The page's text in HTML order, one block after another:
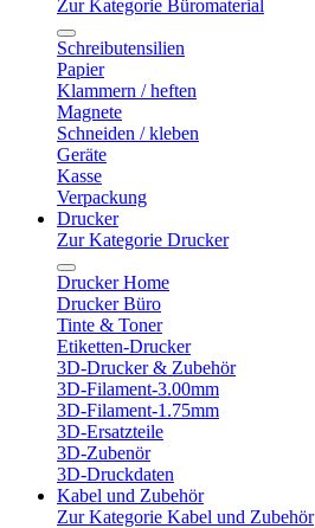
Zur Kategorie Büromaterial
Schreibutensilien
Papier
Klammern / heften
Magnete
Schneiden / kleben
Geräte
Kasse
Verpackung
Drucker
Zur Kategorie Drucker
Drucker Home
Drucker Büro
Tinte & Toner
Etiketten-Drucker
3D-Drucker & Zubehör
3D-Filament-3.00mm
3D-Filament-1.75mm
3D-Ersatzteile
3D-Zubenör
3D-Druckdaten
Kabel und Zubehör
Zur Kategorie Kabel und Zubehör